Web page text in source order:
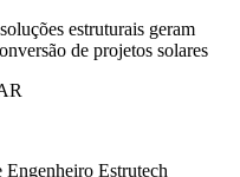
estruturais geram
de projetos solares
Estrutech